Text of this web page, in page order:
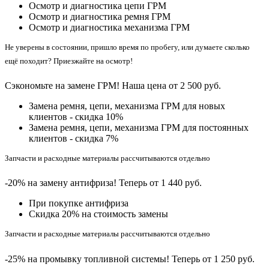
Осмотр и диагностика цепи ГРМ
Осмотр и диагностика ремня ГРМ
Осмотр и диагностика механизма ГРМ
Не уверены в состоянии, пришло время по пробегу, или думаете сколько
ещё походит? Приезжайте на осмотр!
Сэкономьте на замене ГРМ! Наша цена от 2 500 руб.
Замена ремня, цепи, механизма ГРМ для новых
клиентов - скидка 10%
Замена ремня, цепи, механизма ГРМ для постоянных
клиентов - скидка 7%
Запчасти и расходные материалы рассчитываются отдельно
-20% на замену антифриза! Теперь от 1 440 руб.
При покупке антифриза
Cкидка 20% на стоимость замены
Запчасти и расходные материалы рассчитываются отдельно
-25% на промывку топливной системы! Теперь от 1 250 руб.